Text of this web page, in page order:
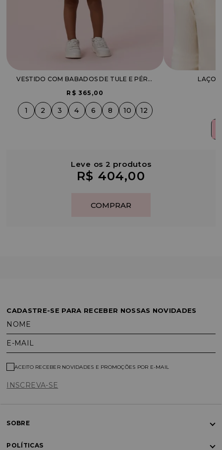
VESTIDO COM BABADOS DE TULE E PÉROLAS APLICADAS
R$ 365,00
1 2 3 4 6 8 10 12
LAÇO
Leve os 2 produtos
R$ 404,00
CADASTRE-SE PARA RECEBER NOSSAS NOVIDADES
NOME
E-MAIL
INSCREVA-SE
ACEITO RECEBER NOVIDADES E PROMOÇÕES POR E-MAIL
SOBRE
POLÍTICAS